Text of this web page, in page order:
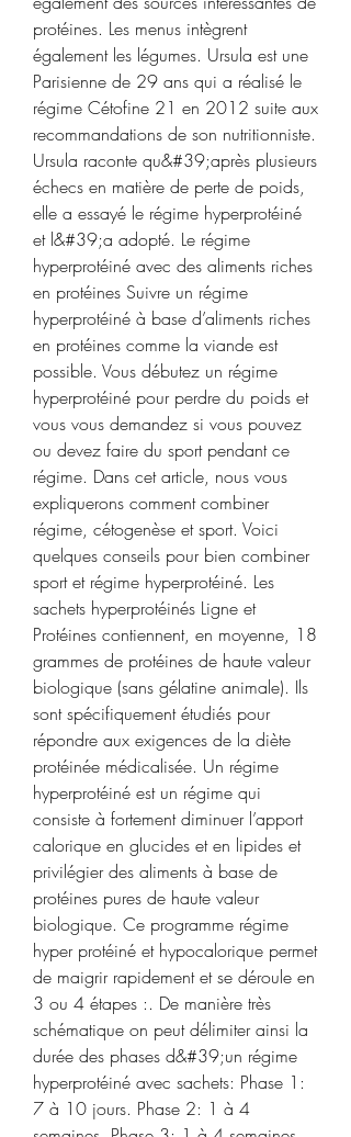
protéines. Les menus intègrent
également les légumes. Ursula est une
Parisienne de 29 ans qui a réalisé le
régime Cétofine 21 en 2012 suite aux
recommandations de son nutritionniste.
Ursula raconte qu&#39;après plusieurs
échecs en matière de perte de poids,
elle a essayé le régime hyperprotéiné
et l&#39;a adopté. Le régime
hyperprotéiné avec des aliments riches
en protéines Suivre un régime
hyperprotéiné à base d’aliments riches
en protéines comme la viande est
possible. Vous débutez un régime
hyperprotéiné pour perdre du poids et
vous vous demandez si vous pouvez
ou devez faire du sport pendant ce
régime. Dans cet article, nous vous
expliquerons comment combiner
régime, cétogenèse et sport. Voici
quelques conseils pour bien combiner
sport et régime hyperprotéiné. Les
sachets hyperprotéinés Ligne et
Protéines contiennent, en moyenne, 18
grammes de protéines de haute valeur
biologique (sans gélatine animale). Ils
sont spécifiquement étudiés pour
répondre aux exigences de la diète
protéinée médicalisée. Un régime
hyperprotéiné est un régime qui
consiste à fortement diminuer l’apport
calorique en glucides et en lipides et
privilégier des aliments à base de
protéines pures de haute valeur
biologique. Ce programme régime
hyper protéiné et hypocalorique permet
de maigrir rapidement et se déroule en
3 ou 4 étapes :. De manière très
schématique on peut délimiter ainsi la
durée des phases d&#39;un régime
hyperprotéiné avec sachets: Phase 1:
7 à 10 jours. Phase 2: 1 à 4